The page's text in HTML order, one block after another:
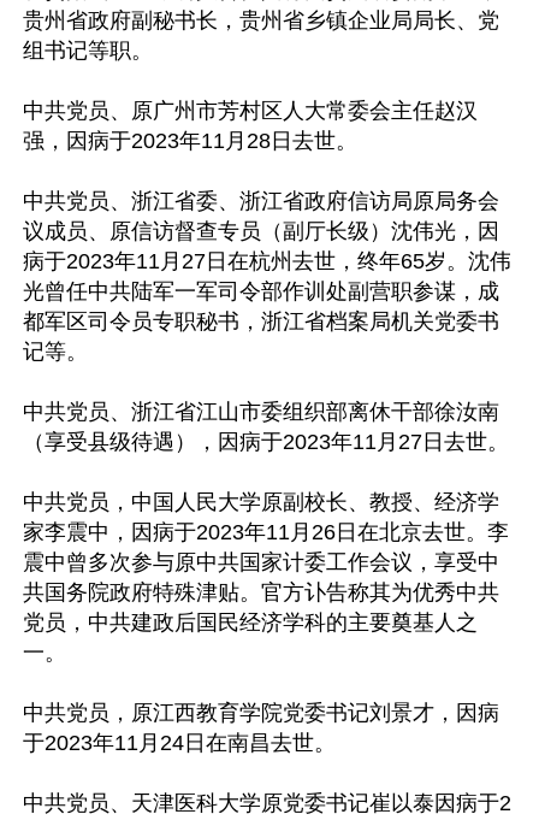
贵州省政府副秘书长，贵州省乡镇企业局局长、党
组书记等职。
中共党员、原广州市芳村区人大常委会主任赵汉
强，因病于2023年11月28日去世。
中共党员、浙江省委、浙江省政府信访局原局务会
议成员、原信访督查专员（副厅长级）沈伟光，因
病于2023年11月27日在杭州去世，终年65岁。沈伟
光曾任中共陆军一军司令部作训处副营职参谋，成
都军区司令员专职秘书，浙江省档案局机关党委书
记等。
中共党员、浙江省江山市委组织部离休干部徐汝南
（享受县级待遇），因病于2023年11月27日去世。
中共党员，中国人民大学原副校长、教授、经济学
家李震中，因病于2023年11月26日在北京去世。李
震中曾多次参与原中共国家计委工作会议，享受中
共国务院政府特殊津贴。官方讣告称其为优秀中共
党员，中共建政后国民经济学科的主要奠基人之
一。
中共党员，原江西教育学院党委书记刘景才，因病
于2023年11月24日在南昌去世。
中共党员、天津医科大学原党委书记崔以泰因病于2